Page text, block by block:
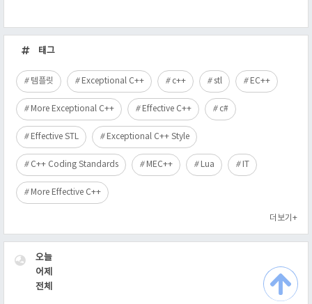
근
글
태그
템플릿 Exceptional C++ c++ stl EC++
More Exceptional C++ Effective C++ c#
Effective STL Exceptional C++ Style
C++ Coding Standards MEC++ Lua IT
More Effective C++
더보기+
VISITOR
오늘
어제
전체